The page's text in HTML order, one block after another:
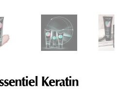
Keratin